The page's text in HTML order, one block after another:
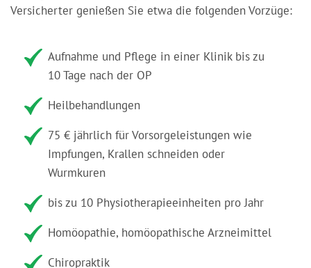
Versicherter genießen Sie etwa die folgenden Vorzüge:
Aufnahme und Pflege in einer Klinik bis zu
10 Tage nach der OP
Heilbehandlungen
75 € jährlich für Vorsorgeleistungen wie
Impfungen, Krallen schneiden oder
Wurmkuren
bis zu 10 Physiotherapieeinheiten pro Jahr
Homöopathie, homöopathische Arzneimittel
Chiropraktik